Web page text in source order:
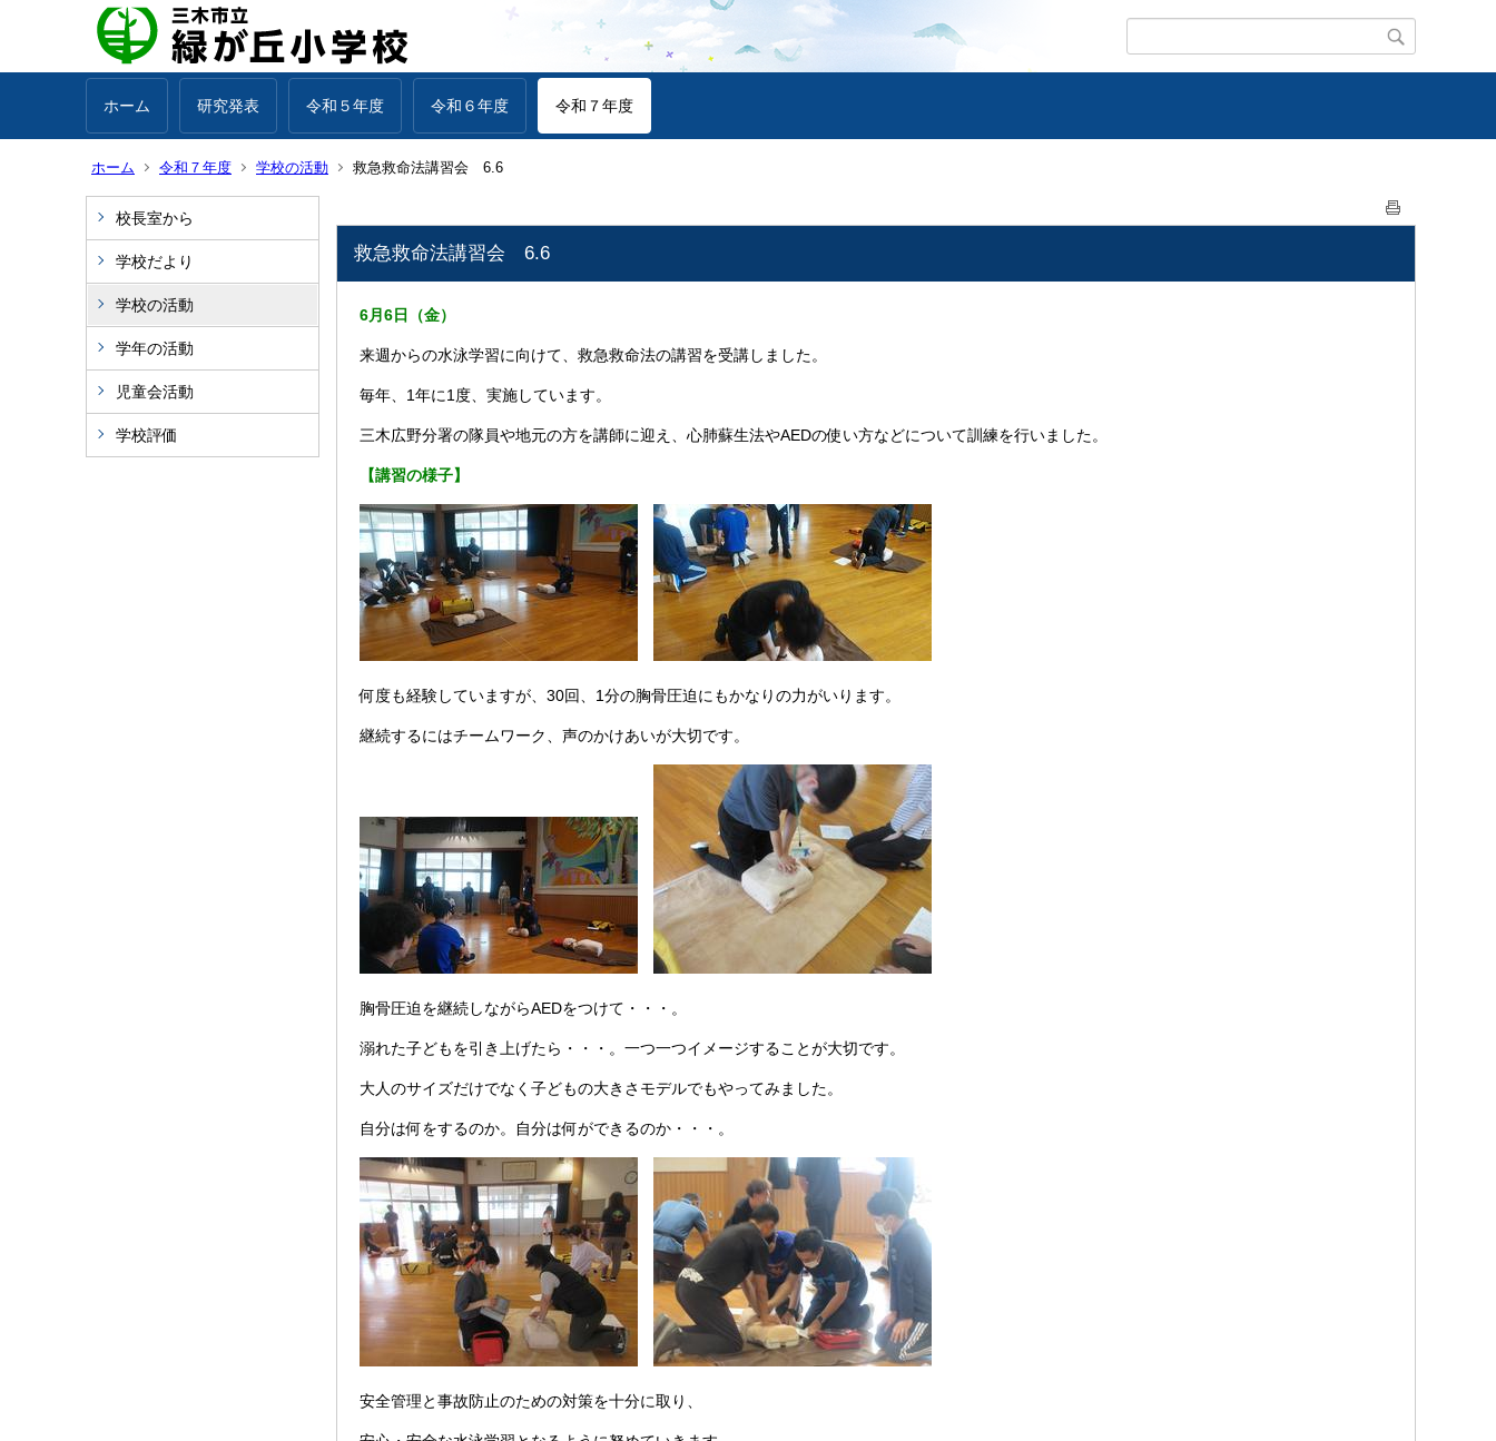
ホーム 研究発表 令和５年度 令和６年度 令和７年度
ホーム 令和７年度 学校の活動 救急救命法講習会 6.6
校長室から
学校だより
学校の活動
学年の活動
児童会活動
学校評価
救急救命法講習会 6.6
6月6日（金）
来週からの水泳学習に向けて、救急救命法の講習を受講しました。
毎年、1年に1度、実施しています。
三木広野分署の隊員や地元の方を講師に迎え、心肺蘇生法やAEDの使い方などについて訓練を行いました。
【講習の様子】
何度も経験していますが、30回、1分の胸骨圧迫にもかなりの力がいります。
継続するにはチームワーク、声のかけあいが大切です。
胸骨圧迫を継続しながらAEDをつけて・・・。
溺れた子どもを引き上げたら・・・。一つ一つイメージすることが大切です。
大人のサイズだけでなく子どもの大きさモデルでもやってみました。
自分は何をするのか。自分は何ができるのか・・・。
安全管理と事故防止のための対策を十分に取り、